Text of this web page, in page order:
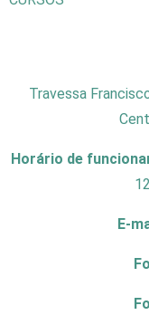
Travessa
Horário de
E-